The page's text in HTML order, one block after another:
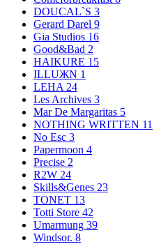
DOUCAL`S 3
Gerard Darel 9
Gia Studios 16
Good&Bad 2
HAIKURE 15
ILLUЖN 1
LEHA 24
Les Archives 3
Mar De Margaritas 5
NOTHING WRITTEN 11
No Esc 3
Papermoon 4
Precise 2
R2W 24
Skills&Genes 23
TONET 13
Totti Store 42
Umarmung 39
Windsor. 8